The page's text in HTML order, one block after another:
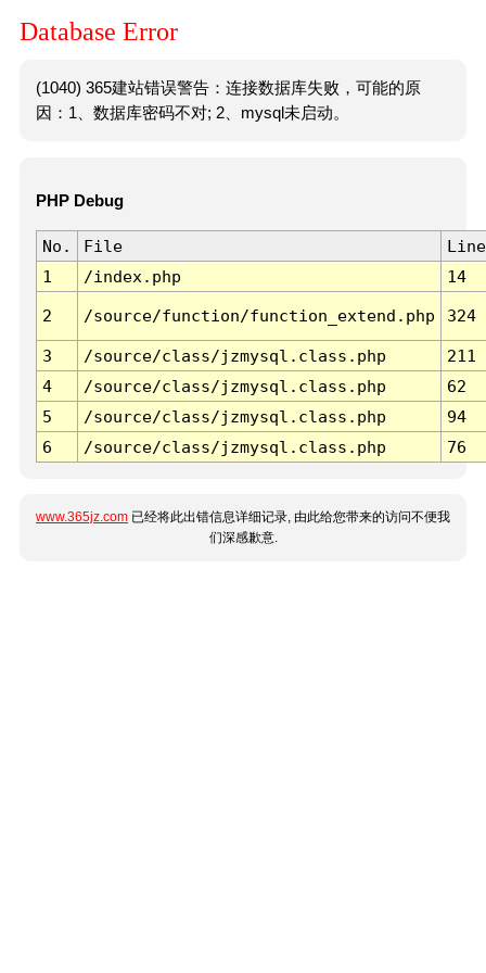
Database Error
(1040) 365建站错误警告：连接数据库失败，可能的原
因：1、数据库密码不对; 2、mysql未启动。
PHP Debug
No. File
Line
1
/index.php 14
2 /source/function/function_extend.php 324
3 /source/class/jzmysql.class.php
211
4
/source/class/jzmysql.class.php
62
5
/source/class/jzmysql.class.php
94
6
/source/class/jzmysql.class.php 76
www.365jz.com 已经将此出错信息详细记录, 由此给您带来的访问不便我
们深感歉意.